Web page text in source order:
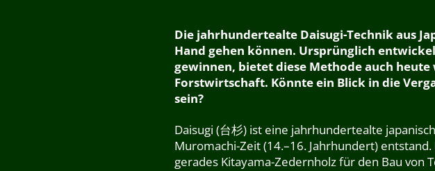
Die jahrhundertealte Daisugi-Technik aus
Hand gehen können. Ursprünglich
gewinnen, bietet diese Methode auch
Forstwirtschaft. Könnte ein Blick in die
sein?
Daisugi (台杉) ist eine jahrhundertealte
Muromachi-Zeit (14.–16. Jahrhundert)
gerades Kitayama-Zedernholz für den Bau von